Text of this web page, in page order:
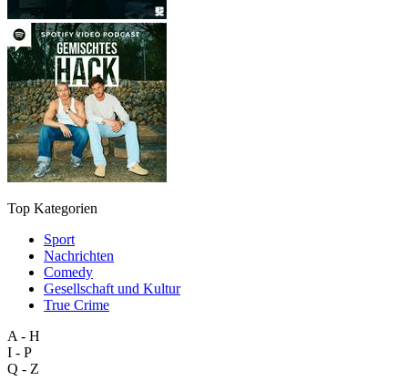
Top Kategorien
Sport
Nachrichten
Comedy
Gesellschaft und Kultur
True Crime
A - H
I - P
Q - Z